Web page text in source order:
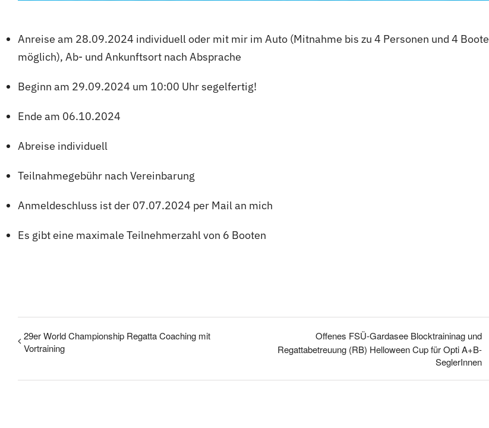
Anreise am 28.09.2024 individuell oder mit mir im Auto (Mitnahme bis zu 4 Personen und 4 Boote
möglich), Ab- und Ankunftsort nach Absprache
Beginn am 29.09.2024 um 10:00 Uhr segelfertig!
Ende am 06.10.2024
Abreise individuell
Teilnahmegebühr nach Vereinbarung
Anmeldeschluss ist der 07.07.2024 per Mail an mich
Es gibt eine maximale Teilnehmerzahl von 6 Booten
29er World Championship Regatta Coaching mit
Vortraining
Offenes FSÜ-Gardasee Blocktraininag und
Regattabetreuung (RB) Helloween Cup für Opti A+B-
SeglerInnen